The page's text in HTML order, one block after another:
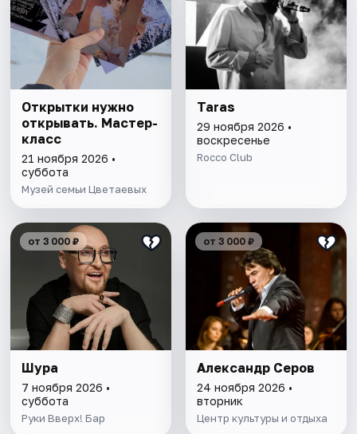
Открытки нужно
открывать. Мастер-
класс
21 ноября 2026 •
суббота
Музей семьи Цветаевых
Taras
29 ноября 2026 •
воскресенье
Rocco Club
от 3 000 ₽
Шура
7 ноября 2026 •
суббота
Руки Вверх! Бар
от 3 000 ₽
Александр Серов
24 ноября 2026 •
вторник
Центр культуры и отдыха